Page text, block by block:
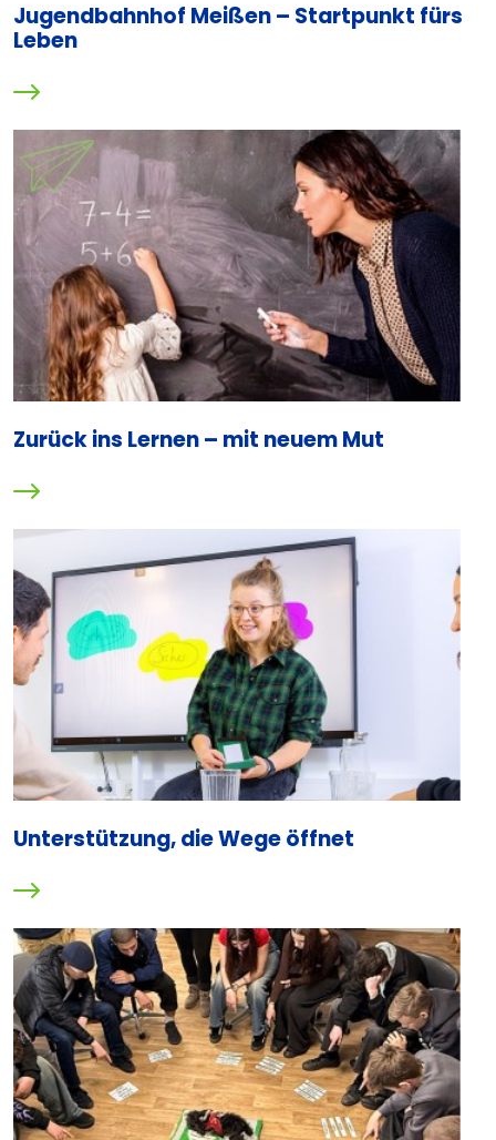
Jugendbahnhof Meißen – Startpunkt fürs
Leben
Zurück ins Lernen – mit neuem Mut
Unterstützung, die Wege öffnet